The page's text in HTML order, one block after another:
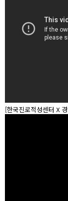
[한국진로적성센터 X